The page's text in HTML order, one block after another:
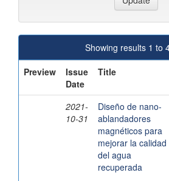
Showing results 1 to
Preview
Issue
Date
Title
2021-
10-31
Diseño de nano-
ablandadores
magnéticos para
mejorar la calidad
del agua
recuperada